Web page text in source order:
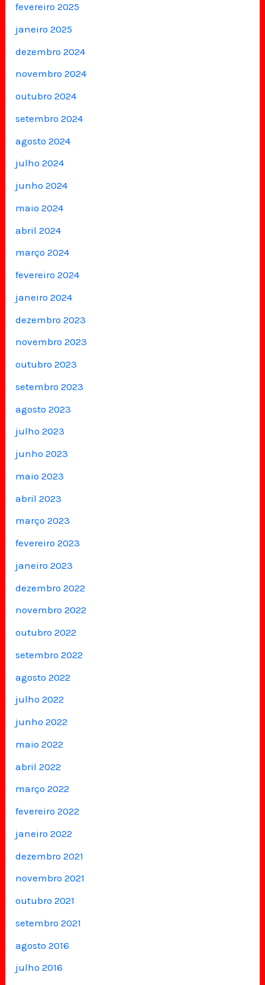
fevereiro 2025
janeiro 2025
dezembro 2024
novembro 2024
outubro 2024
setembro 2024
agosto 2024
julho 2024
junho 2024
maio 2024
abril 2024
março 2024
fevereiro 2024
janeiro 2024
dezembro 2023
novembro 2023
outubro 2023
setembro 2023
agosto 2023
julho 2023
junho 2023
maio 2023
abril 2023
março 2023
fevereiro 2023
janeiro 2023
dezembro 2022
novembro 2022
outubro 2022
setembro 2022
agosto 2022
julho 2022
junho 2022
maio 2022
abril 2022
março 2022
fevereiro 2022
janeiro 2022
dezembro 2021
novembro 2021
outubro 2021
setembro 2021
agosto 2016
julho 2016